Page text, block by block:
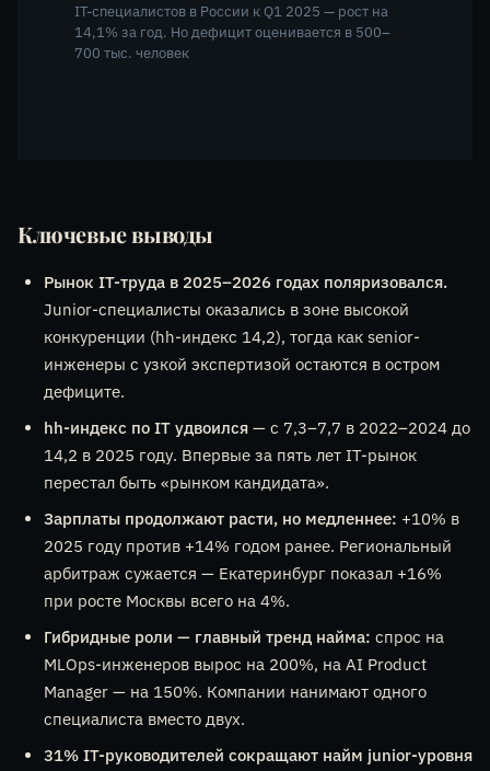
IT-специалистов в России к Q1 2025 — рост на
14,1% за год. Но дефицит оценивается в 500–
700 тыс. человек
Ключевые выводы
Рынок IT-труда в 2025–2026 годах поляризовался.
Junior-специалисты оказались в зоне высокой
конкуренции (hh-индекс 14,2), тогда как senior-
инженеры с узкой экспертизой остаются в остром
дефиците.
hh-индекс по IT удвоился — с 7,3–7,7 в 2022–2024 до
14,2 в 2025 году. Впервые за пять лет IT-рынок
перестал быть «рынком кандидата».
Зарплаты продолжают расти, но медленнее: +10% в
2025 году против +14% годом ранее. Региональный
арбитраж сужается — Екатеринбург показал +16%
при росте Москвы всего на 4%.
Гибридные роли — главный тренд найма: спрос на
MLOps-инженеров вырос на 200%, на AI Product
Manager — на 150%. Компании нанимают одного
специалиста вместо двух.
31% IT-руководителей сокращают найм junior-уровня